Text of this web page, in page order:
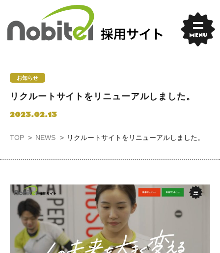
content
MENU
お知らせ
リクルートサイトをリニューアルしました。
2023.02.13
TOP NEWS リクルートサイトをリニューアルしました。